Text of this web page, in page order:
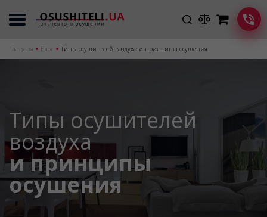
Главная Блог Типы осушителей воздуха и принципы осушения
Типы осушителей
воздуха
и принципы
осушения